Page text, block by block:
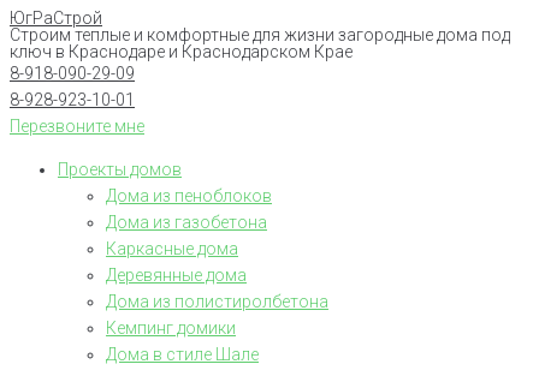
Перейти
к
контенту
ЮгРаСтрой
Строим теплые и комфортные для жизни загородные дома под
ключ в Краснодаре и Краснодарском Крае
8-918-090-29-09
8-928-923-10-01
Перезвоните мне
Проекты домов
Дома из пеноблоков
Дома из газобетона
Каркасные дома
Деревянные дома
Дома из полистиролбетона
Кемпинг домики
Дома в стиле Шале